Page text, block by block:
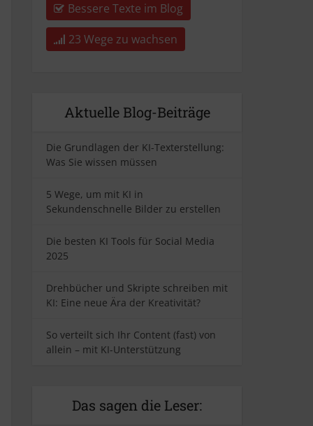
Bessere Texte im Blog
23 Wege zu wachsen
Aktuelle Blog-Beiträge
Die Grundlagen der KI-Texterstellung:
Was Sie wissen müssen
5 Wege, um mit KI in
Sekundenschnelle Bilder zu erstellen
Die besten KI Tools für Social Media
2025
Drehbücher und Skripte schreiben mit
KI: Eine neue Ära der Kreativität?
So verteilt sich Ihr Content (fast) von
allein – mit KI-Unterstützung
Das sagen die Leser: